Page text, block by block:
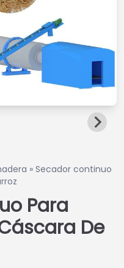
» Secador continuo
Para
De